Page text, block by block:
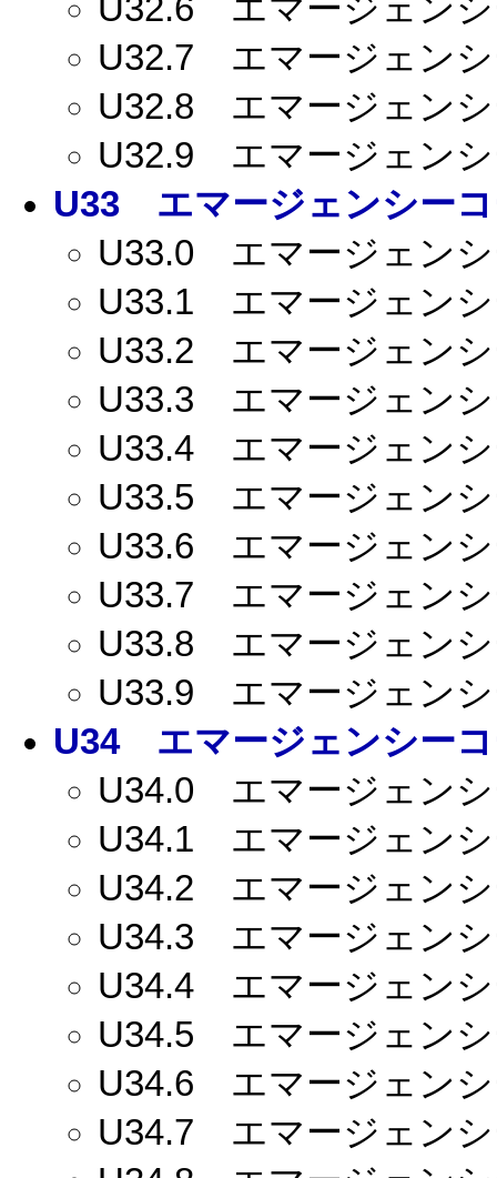
U32.6 エマージェンシ
U32.7 エマージェンシ
U32.8 エマージェンシ
U32.9 エマージェンシ
U33 エマージェンシーコ
U33.0 エマージェンシ
U33.1 エマージェンシ
U33.2 エマージェンシ
U33.3 エマージェンシ
U33.4 エマージェンシ
U33.5 エマージェンシ
U33.6 エマージェンシ
U33.7 エマージェンシ
U33.8 エマージェンシ
U33.9 エマージェンシ
U34エマージェンシーコ
U34.0 エマージェンシ
U34.1 エマージェンシ
U34.2 エマージェンシ
U34.3 エマージェンシ
U34.4 エマージェンシ
U34.5 エマージェンシ
U34.6 エマージェンシ
U34.7 エマージェンシ